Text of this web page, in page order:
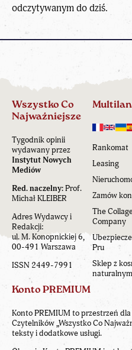
odczytywanym do dziś.
Wszystko Co
Najważniejsze
Tygodnik opinii
wydawany przez
Instytut Nowych
Mediów
Red. naczelny:Prof.
Michał KLEIBER
Adres Wydawcy i
Redakcji:
ul. M. Konopnickiej 6,
00-491 Warszawa
ISSN 2449-7991
Rankomat
Leasing
Zamów
The
Company
Pru
Sklep z
Konto PREMIUM
Konto PREMIUM to przestrzeń
Czytelników „Wszystko Co
teksty i dodatkowe usługi.